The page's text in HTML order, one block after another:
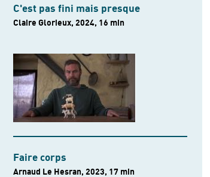
C'est pas fini mais presque
Claire Glorieux, 2024, 16 min
Faire corps
Arnaud Le Hesran, 2023, 17 min